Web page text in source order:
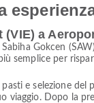
a
Gokcen
semplice per
e selezione
Dopo la